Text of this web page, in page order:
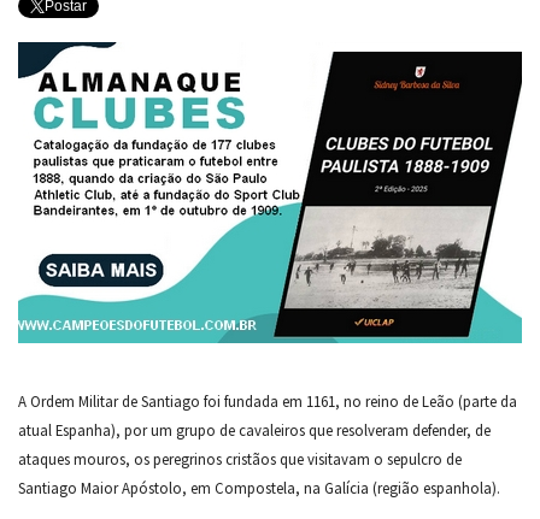
Postar
A Ordem Militar de Santiago foi fundada em 1161, no reino de Leão (parte da
atual Espanha), por um grupo de cavaleiros que resolveram defender, de
ataques mouros, os peregrinos cristãos que visitavam o sepulcro de
Santiago Maior Apóstolo, em Compostela, na Galícia (região espanhola).